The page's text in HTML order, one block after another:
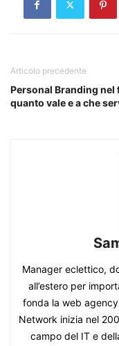
Articolo precedente
Personal Branding nel
quanto vale e a che
Manager eclettico,
all’estero per
fonda la web agency
Network inizia nel
campo del IT e